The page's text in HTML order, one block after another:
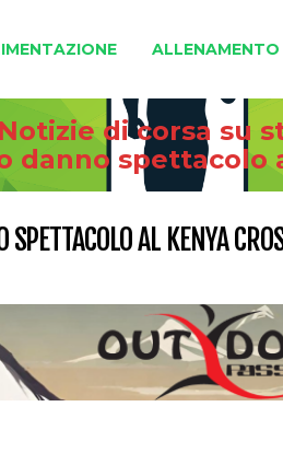
ALLENAMENTO
di corsa su
danno spettacolo
AL KENYA